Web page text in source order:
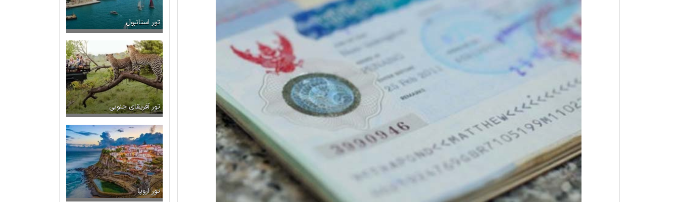
تور استانبول
تور آفریقای جنوبی
تور اروپا